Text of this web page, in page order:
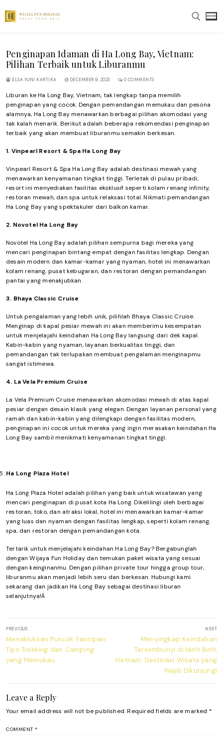
content
Search for:
Penginapan Idaman di Ha Long Bay, Vietnam:
Pilihan Terbaik untuk Liburanmu
ELSA YUNI KARTIKA DECEMBER 9, 2023 0 COMMENTS
Liburan ke Ha Long Bay, Vietnam, tak lengkap tanpa memilih
penginapan yang cocok. Dengan pemandangan memukau dan pesona
alamnya, Ha Long Bay menawarkan berbagai pilihan akomodasi yang
tak kalah menarik. Berikut adalah beberapa rekomendasi penginapan
terbaik yang akan membuat liburanmu semakin berkesan.
1. Vinpearl Resort & Spa Ha Long Bay
Vinpearl Resort & Spa Ha Long Bay adalah destinasi mewah yang
menawarkan kenyamanan tingkat tinggi. Terletak di pulau pribadi,
resort ini menyediakan fasilitas eksklusif seperti kolam renang infinity,
restoran mewah, dan spa untuk relaksasi total. Nikmati pemandangan
Ha Long Bay yang spektakuler dari balkon kamar.
2. Novotel Ha Long Bay
Novotel Ha Long Bay adalah pilihan sempurna bagi mereka yang
mencari penginapan bintang empat dengan fasilitas lengkap. Dengan
desain modern dan kamar-kamar yang nyaman, hotel ini menawarkan
kolam renang, pusat kebugaran, dan restoran dengan pemandangan
pantai yang menakjubkan.
3. Bhaya Classic Cruise
Untuk pengalaman yang lebih unik, pilihlah Bhaya Classic Cruise.
Menginap di kapal pesiar mewah ini akan memberimu kesempatan
untuk menjelajahi keindahan Ha Long Bay langsung dari dek kapal.
Kabin-kabin yang nyaman, layanan berkualitas tinggi, dan
pemandangan tak terlupakan membuat pengalaman menginapmu
sangat istimewa.
4. La Vela Premium Cruise
La Vela Premium Cruise menawarkan akomodasi mewah di atas kapal
pesiar dengan desain klasik yang elegan. Dengan layanan personal yang
ramah dan kabin-kabin yang dilengkapi dengan fasilitas modern,
penginapan ini cocok untuk mereka yang ingin merasakan keindahan Ha
Long Bay sambil menikmati kenyamanan tingkat tinggi.
Ha Long Plaza Hotel
Ha Long Plaza Hotel adalah pilihan yang baik untuk wisatawan yang
mencari penginapan di pusat kota Ha Long. Dikelilingi oleh berbagai
restoran, toko, dan atraksi lokal, hotel ini menawarkan kamar-kamar
yang luas dan nyaman dengan fasilitas lengkap, seperti kolam renang,
spa, dan restoran dengan pemandangan kota.
Tertarik untuk menjelajahi keindahan Ha Long Bay? Bergabunglah
dengan Wijaya Fun Holiday dan temukan paket wisata yang sesuai
dengan keinginanmu. Dengan pilihan private tour hingga group tour,
liburanmu akan menjadi lebih seru dan berkesan. Hubungi kami
sekarang dan jadikan Ha Long Bay sebagai destinasi liburan
selanjutnya!Â
navigation
PREVIOUS
Previous
post:
Menaklukkan Puncak Fansipan:
Tips Trekking dan Camping
yang Memukau
NEXT
Next
post:
Menyingkap Keindahan
Tersembunyi di Ninh Binh,
Vietnam: Destinasi Wisata yang
Wajib Dikunjungi
Leave a Reply
Your email address will not be published. Required fields are marked *
COMMENT *